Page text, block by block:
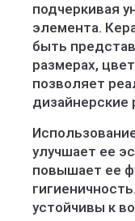
подчеркивая
элемента.
быть
размерах,
позволяет
дизайнерские
улучшает ее
повышает ее
устойчивы к